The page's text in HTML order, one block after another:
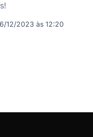
12/2023 às 12:20